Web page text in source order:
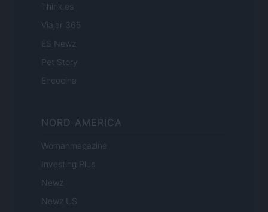
Think.es
Viajar 365
ES Newz
Pet Story
Encocina
NORD AMERICA
Womanmagazine
Investing Plus
Newz
Newz US